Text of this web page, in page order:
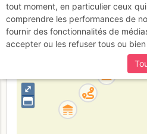
Italie Mont-Blanc
⤢
tout moment, en particulier ceux
comprendre les performances de
fournir des fonctionnalités de
accepter ou les refuser tous ou bien